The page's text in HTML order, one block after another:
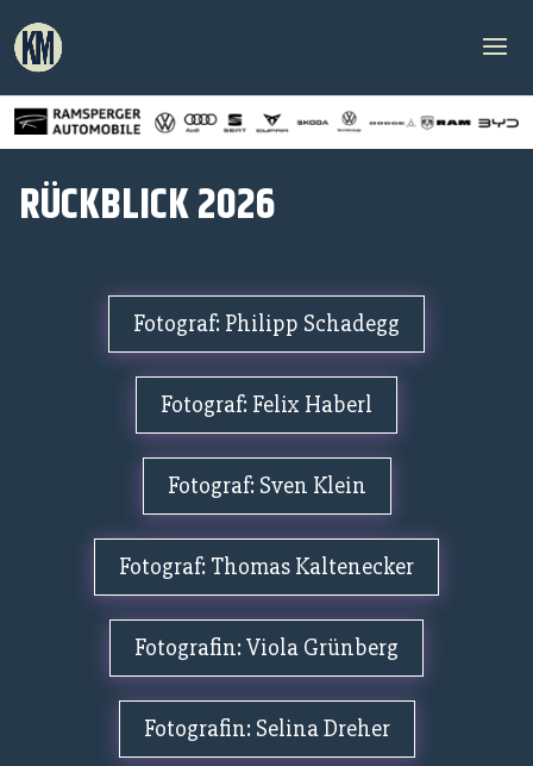
RÜCKBLICK 2026
Fotograf: Philipp Schadegg
Fotograf: Felix Haberl
Fotograf: Sven Klein
Fotograf: Thomas Kaltenecker
Fotografin: Viola Grünberg
Fotografin: Selina Dreher